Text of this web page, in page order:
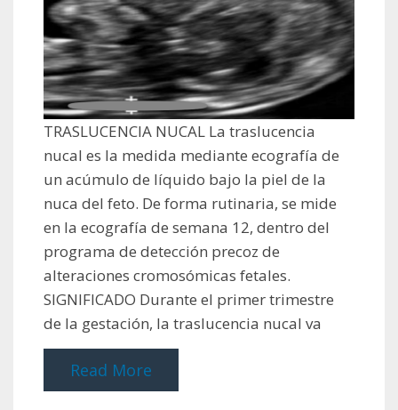
TRASLUCENCIA NUCAL La traslucencia
nucal es la medida mediante ecografía de
un acúmulo de líquido bajo la piel de la
nuca del feto. De forma rutinaria, se mide
en la ecografía de semana 12, dentro del
programa de detección precoz de
alteraciones cromosómicas fetales.
SIGNIFICADO Durante el primer trimestre
de la gestación, la traslucencia nucal va
Read More